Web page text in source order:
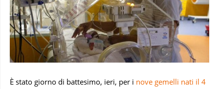
È stato giorno di battesimo, ieri, per i nove gemelli nati il 4